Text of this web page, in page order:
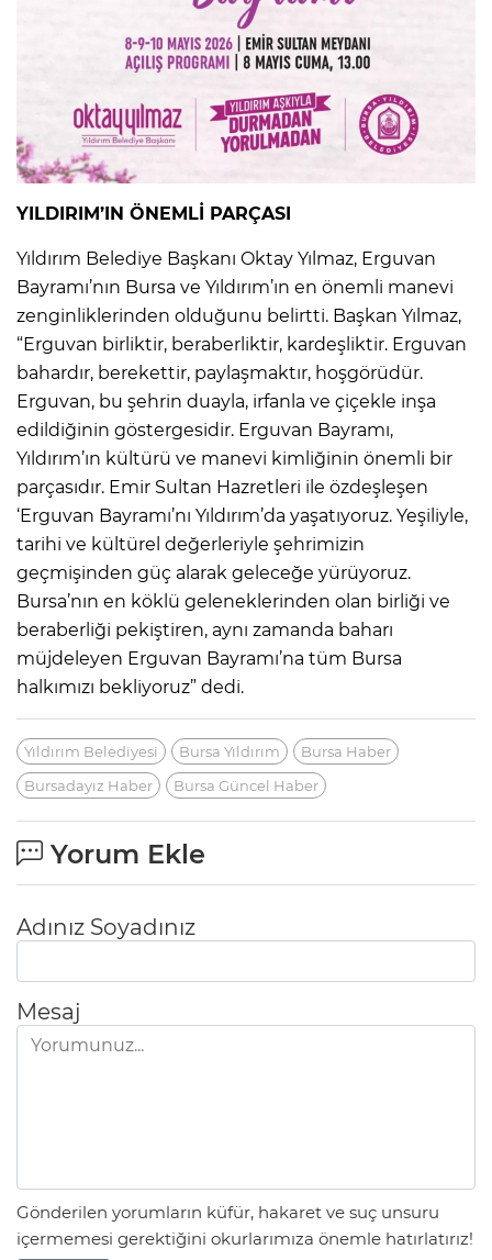
YILDIRIM’IN ÖNEMLİ PARÇASI
Yıldırım Belediye Başkanı Oktay Yılmaz, Erguvan
Bayramı’nın Bursa ve Yıldırım’ın en önemli manevi
zenginliklerinden olduğunu belirtti. Başkan Yılmaz,
“Erguvan birliktir, beraberliktir, kardeşliktir. Erguvan
bahardır, berekettir, paylaşmaktır, hoşgörüdür.
Erguvan, bu şehrin duayla, irfanla ve çiçekle inşa
edildiğinin göstergesidir. Erguvan Bayramı,
Yıldırım’ın kültürü ve manevi kimliğinin önemli bir
parçasıdır. Emir Sultan Hazretleri ile özdeşleşen
‘Erguvan Bayramı’nı Yıldırım’da yaşatıyoruz. Yeşiliyle,
tarihi ve kültürel değerleriyle şehrimizin
geçmişinden güç alarak geleceğe yürüyoruz.
Bursa’nın en köklü geleneklerinden olan birliği ve
beraberliği pekiştiren, aynı zamanda baharı
müjdeleyen Erguvan Bayramı’na tüm Bursa
halkımızı bekliyoruz” dedi.
Yıldırım Belediyesi Bursa Yıldırım
Bursa Haber
Bursadayız Haber
Bursa Güncel Haber
Yorum Ekle
Adınız Soyadınız
Mesaj
Gönderilen yorumların küfür, hakaret ve suç unsuru
içermemesi gerektiğini okurlarımıza önemle hatırlatırız!